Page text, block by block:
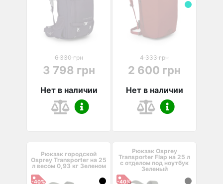
6 330 грн
3 798 грн
Нет в наличии
4 333 грн
2 600 грн
Нет в наличии
Рюкзак городской
Osprey Transporter на 25
л весом 0,93 кг Зеленом
-40%
Рюкзак Osprey
Transporter Flap на 25 л
с отделом под ноутбук
Зеленый
-40%